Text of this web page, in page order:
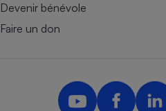
Devenir bénévole
Faire un don